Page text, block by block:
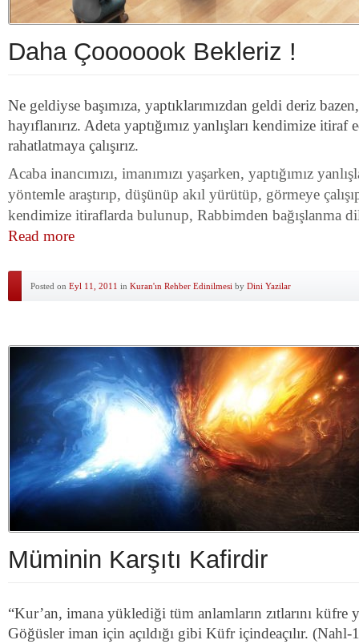
Daha Çooooook Bekleriz !
Ne geldiyse başımıza, yaptıklarımızdan geldi deriz
hayıflanırız. Adeta yaptığımız yanlışları kendimize itiraf
rahatlatmaya çalışırız.
Acaba inancımızı, imanımızı yaşarken, yaptığımız
yöntemle araştırıp, düşünüp akıl yürütüp, görmeye
kendimize itiraflarda bulunup, Rabbimden bağışlanma
Read more
Posted on Eyl 11, 2011 in Kuran'ın Rehber Edinilmesi by Dini Yazilar
Müminin Karşıtı Kafirdir
“Kur’an, imana yüklediği tüm anlamların zıtlarını
Göğüsler iman için açıldığı gibi Küfr içindeaçılır. (Nahl-